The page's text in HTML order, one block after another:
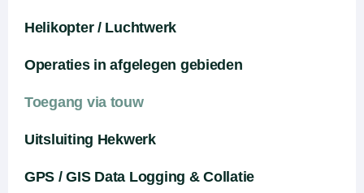
Helikopter / Luchtwerk
Operaties in afgelegen gebieden
Toegang via touw
Uitsluiting Hekwerk
GPS / GIS Data Logging & Collatie